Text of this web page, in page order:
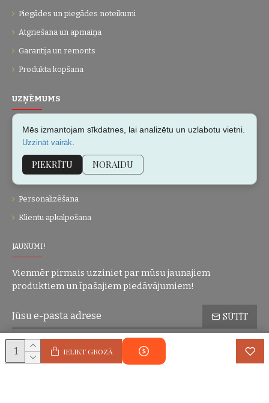
IELIKT GROZĀ
Piegādes un piegādes noteikumi
Atgriešana un apmaiņa
Garantija un remonts
Produkta kopšana
UZŅĒMUMS
Kontakti
Vietnes karte
Personalizēšana
Klientu apkalpošana
JAUNUMI!
Vienmēr pirmais uzziniet par mūsu jaunajiem
produktiem un īpašajiem piedāvājumiem!
SŪTĪT
Esmu iepazinies(-usies) ar sadaļu Konfidencialitātes politika
piekrītu visiem minētajiem noteikumiem
Mēs izmantojam sīkdatnes, lai analizētu un uzlabotu vietni.
Uzzināt vairāk
PIEKRĪTU NORAIDU